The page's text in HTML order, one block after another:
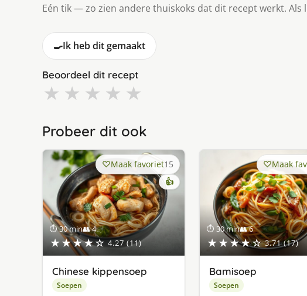
Eén tik — zo zien andere thuiskoks dat dit recept werkt. Als
🍳Ik heb dit gemaakt
Beoordeel dit recept
★ ★ ★ ★ ★
Probeer dit ook
⏱ 30 min👥 4
★★★★☆ 4.27 (11)
Maak favoriet15
👍
Chinese kippensoep
Soepen
⏱ 30 min👥 6
★★★★☆ 3.71 (17)
Maak
Bamisoep
Soepen